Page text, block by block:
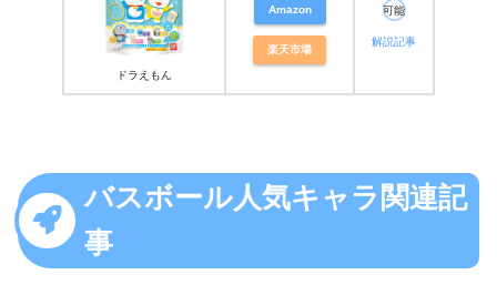
ドラえもん
Amazon
楽天市場
可能
解説記事
バスボール人気キャラ関連記
事